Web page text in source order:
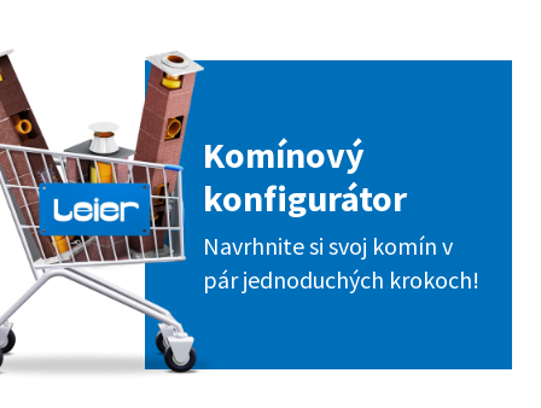
Komínový
konfigurátor
Navrhnite si svoj komín v
pár jednoduchých krokoch!